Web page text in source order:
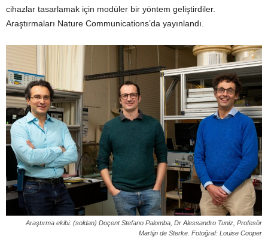
cihazlar tasarlamak için modüler bir yöntem geliştirdiler.
Araştırmaları Nature Communications’da yayınlandı.
Araştırma ekibi: (soldan) Doçent Stefano Palomba, Dr Alessandro Tuniz, Profesör
Martijn de Sterke. Fotoğraf: Louise Cooper